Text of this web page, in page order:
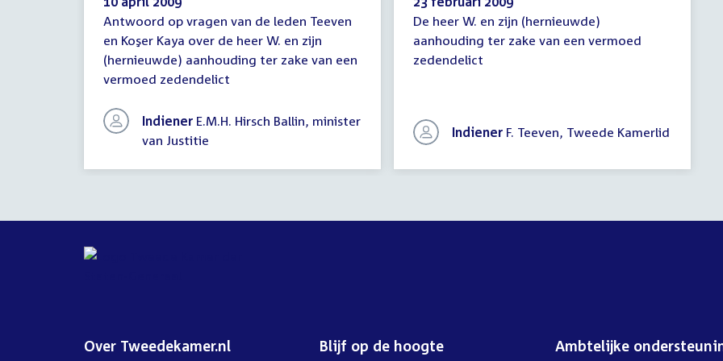
Antwoord
schriftelijke
vragen
Antwoord op vragen van de leden Teeven
en Koşer Kaya over de heer W. en zijn
(hernieuwde) aanhouding ter zake van een
vermoed zedendelict
Indiener E.M.H. Hirsch Ballin, minister
van Justitie
Schriftelijke
vragen
De heer W. en zijn (hernieuwde)
aanhouding ter zake van een vermoed
zedendelict
Indiener F. Teeven, Tweede Kamerlid
Over Tweedekamer.nl Blijf op de hoogte Ambtelijke